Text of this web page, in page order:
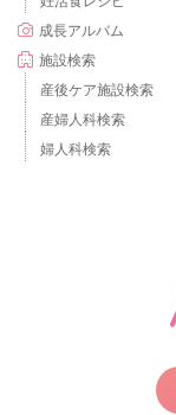
成長アルバム
施設検索
産後ケア施設検索
産婦人科検索
婦人科検索